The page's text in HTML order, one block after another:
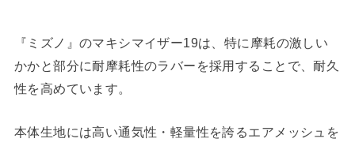
『ミズノ』のマキシマイザー19は、特に摩耗の激しい
かかと部分に耐摩耗性のラバーを採用することで、耐久
性を高めています。
本体生地には高い通気性・軽量性を誇るエアメッシュを